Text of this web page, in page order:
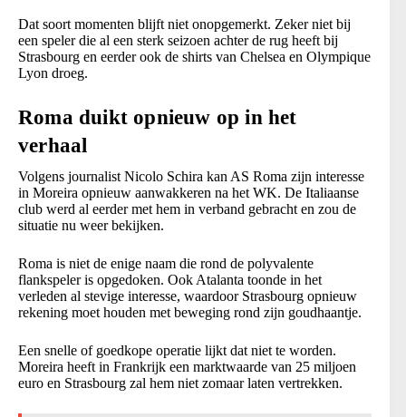
Dat soort momenten blijft niet onopgemerkt. Zeker niet bij
een speler die al een sterk seizoen achter de rug heeft bij
Strasbourg en eerder ook de shirts van Chelsea en Olympique
Lyon droeg.
Roma duikt opnieuw op in het
verhaal
Volgens journalist Nicolo Schira kan AS Roma zijn interesse
in Moreira opnieuw aanwakkeren na het WK. De Italiaanse
club werd al eerder met hem in verband gebracht en zou de
situatie nu weer bekijken.
Roma is niet de enige naam die rond de polyvalente
flankspeler is opgedoken. Ook Atalanta toonde in het
verleden al stevige interesse, waardoor Strasbourg opnieuw
rekening moet houden met beweging rond zijn goudhaantje.
Een snelle of goedkope operatie lijkt dat niet te worden.
Moreira heeft in Frankrijk een marktwaarde van 25 miljoen
euro en Strasbourg zal hem niet zomaar laten vertrekken.